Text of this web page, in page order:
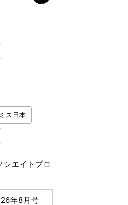
ミス日本
エイトプロ
年8月号